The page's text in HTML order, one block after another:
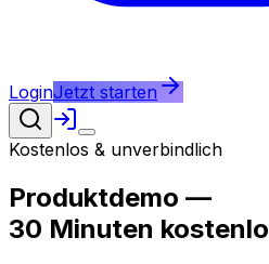
LoginJetzt starten
Kostenlos & unverbindlich
Produktdemo —
30 Minuten